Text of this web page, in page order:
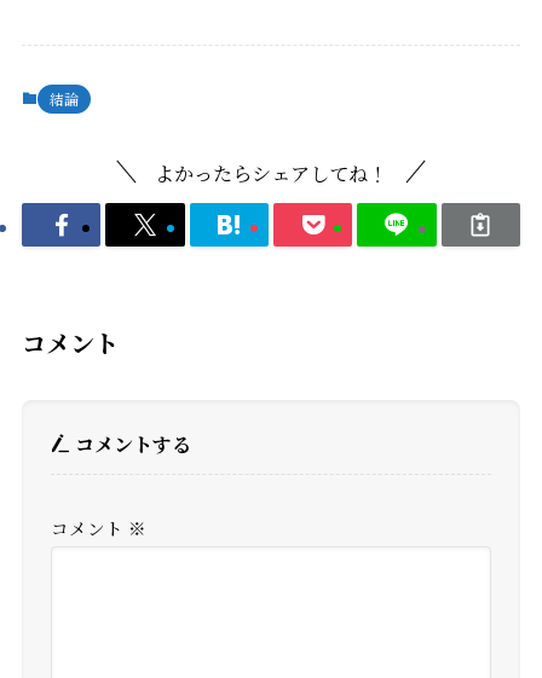
結論
よかったらシェアしてね！
コメント
コメントする
コメント ※